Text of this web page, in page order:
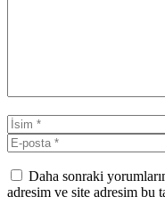
İsim
Daha sonraki
adresim ve site adresim bu